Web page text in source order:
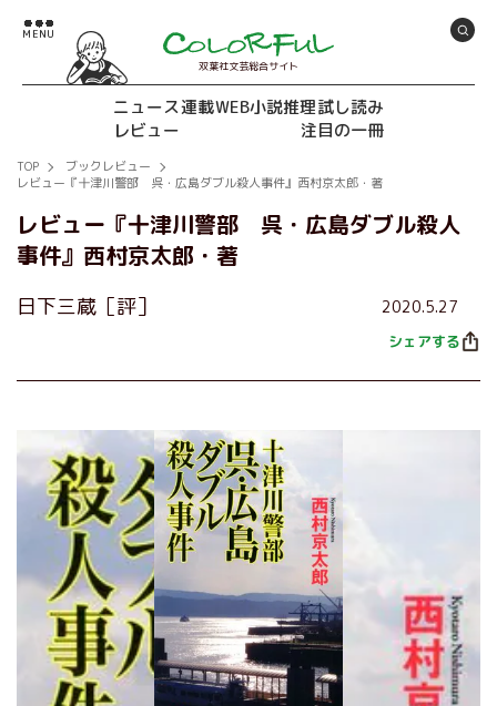
双葉社文芸総合サイト
ニュース連載WEB小説推理試し読み
レビュー
注目の一冊
TOP
ブックレビュー
レビュー『十津川警部 呉・広島ダブル殺人事件』西村京太郎・著
レビュー『十津川警部 呉・広島ダブル殺人
事件』西村京太郎・著
日下三蔵［評］ 2020.5.27
シェアする